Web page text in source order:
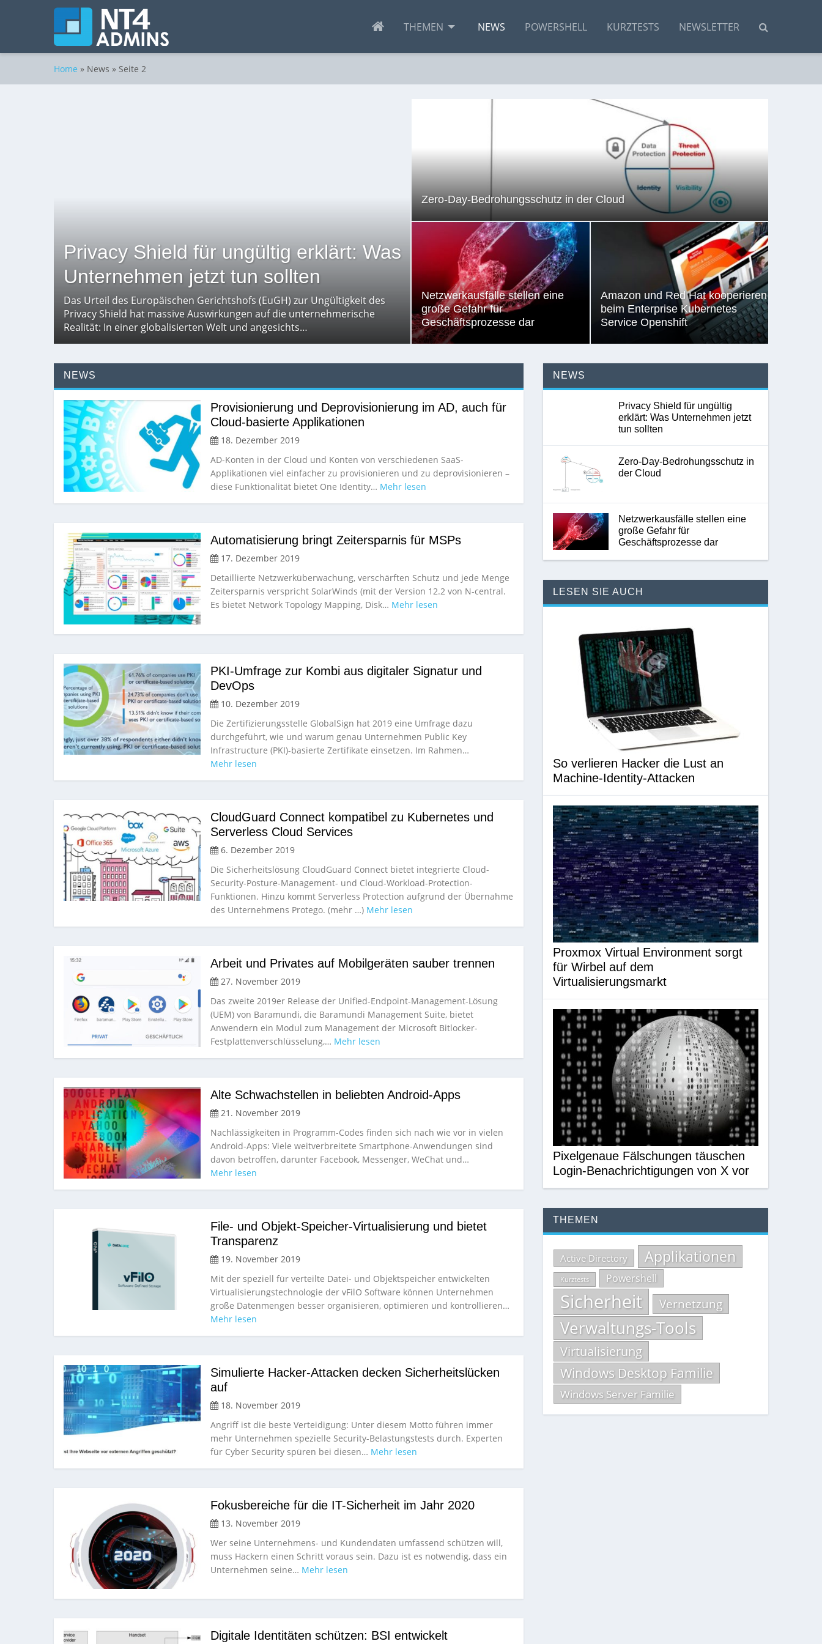
THEMEN NEWS POWERSHELL KURZTESTS NEWSLETTER
Home » News » Seite 2
Privacy Shield für ungültig erklärt: Was
Unternehmen jetzt tun sollten
Das Urteil des Europäischen Gerichtshofs (EuGH) zur Ungültigkeit des
Privacy Shield hat massive Auswirkungen auf die unternehmerische
Realität: In einer globalisierten Welt und angesichts…
Zero-Day-Bedrohungsschutz in der Cloud
Netzwerkausfälle stellen eine
große Gefahr für
Geschäftsprozesse dar
Amazon und Red Hat kooperieren
beim Enterprise Kubernetes
Service Openshift
NEWS
Provisionierung und Deprovisionierung im AD, auch für
Cloud-basierte Applikationen
18. Dezember 2019
AD-Konten in der Cloud und Konten von verschiedenen SaaS-
Applikationen viel einfacher zu provisionieren und zu deprovisionieren –
diese Funktionalität bietet One Identity… Mehr lesen
Automatisierung bringt Zeitersparnis für MSPs
17. Dezember 2019
Detaillierte Netzwerküberwachung, verschärften Schutz und jede Menge
Zeitersparnis verspricht SolarWinds (mit der Version 12.2 von N-central.
Es bietet Network Topology Mapping, Disk… Mehr lesen
PKI-Umfrage zur Kombi aus digitaler Signatur und
DevOps
10. Dezember 2019
Die Zertifizierungsstelle GlobalSign hat 2019 eine Umfrage dazu
durchgeführt, wie und warum genau Unternehmen Public Key
Infrastructure (PKI)-basierte Zertifikate einsetzen. Im Rahmen…
Mehr lesen
CloudGuard Connect kompatibel zu Kubernetes und
Serverless Cloud Services
6. Dezember 2019
Die Sicherheitslösung CloudGuard Connect bietet integrierte Cloud-
Security-Posture-Management- und Cloud-Workload-Protection-
Funktionen. Hinzu kommt Serverless Protection aufgrund der Übernahme
des Unternehmens Protego. (mehr …) Mehr lesen
Arbeit und Privates auf Mobilgeräten sauber trennen
27. November 2019
Das zweite 2019er Release der Unified-Endpoint-Management-Lösung
(UEM) von Baramundi, die Baramundi Management Suite, bietet
Anwendern ein Modul zum Management der Microsoft Bitlocker-
Festplattenverschlüsselung,… Mehr lesen
Alte Schwachstellen in beliebten Android-Apps
21. November 2019
Nachlässigkeiten in Programm-Codes finden sich nach wie vor in vielen
Android-Apps: Viele weitverbreitete Smartphone-Anwendungen sind
davon betroffen, darunter Facebook, Messenger, WeChat und…
Mehr lesen
File- und Objekt-Speicher-Virtualisierung und bietet
Transparenz
19. November 2019
Mit der speziell für verteilte Datei- und Objektspeicher entwickelten
Virtualisierungstechnologie der vFilO Software können Unternehmen
große Datenmengen besser organisieren, optimieren und kontrollieren…
Mehr lesen
Simulierte Hacker-Attacken decken Sicherheitslücken
auf
18. November 2019
Angriff ist die beste Verteidigung: Unter diesem Motto führen immer
mehr Unternehmen spezielle Security-Belastungstests durch. Experten
für Cyber Security spüren bei diesen… Mehr lesen
Fokusbereiche für die IT-Sicherheit im Jahr 2020
13. November 2019
Wer seine Unternehmens- und Kundendaten umfassend schützen will,
muss Hackern einen Schritt voraus sein. Dazu ist es notwendig, dass ein
Unternehmen seine… Mehr lesen
Digitale Identitäten schützen: BSI entwickelt
NEWS
Privacy Shield für ungültig
erklärt: Was Unternehmen jetzt
tun sollten
Zero-Day-Bedrohungsschutz in
der Cloud
Netzwerkausfälle stellen eine
große Gefahr für
Geschäftsprozesse dar
LESEN SIE AUCH
So verlieren Hacker die Lust an
Machine-Identity-Attacken
Proxmox Virtual Environment sorgt
für Wirbel auf dem
Virtualisierungsmarkt
Pixelgenaue Fälschungen täuschen
Login-Benachrichtigungen von X vor
THEMEN
Active Directory Applikationen
Kurztests Powershell
Sicherheit Vernetzung
Verwaltungs-Tools
Virtualisierung
Windows Desktop Familie
Windows Server Familie